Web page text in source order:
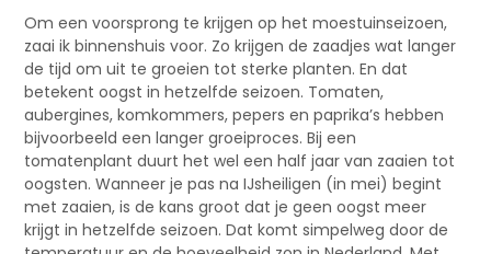
Om een voorsprong te krijgen op het moestuinseizoen,
zaai ik binnenshuis voor. Zo krijgen de zaadjes wat langer
de tijd om uit te groeien tot sterke planten. En dat
betekent oogst in hetzelfde seizoen. Tomaten,
aubergines, komkommers, pepers en paprika’s hebben
bijvoorbeeld een langer groeiproces. Bij een
tomatenplant duurt het wel een half jaar van zaaien tot
oogsten. Wanneer je pas na IJsheiligen (in mei) begint
met zaaien, is de kans groot dat je geen oogst meer
krijgt in hetzelfde seizoen. Dat komt simpelweg door de